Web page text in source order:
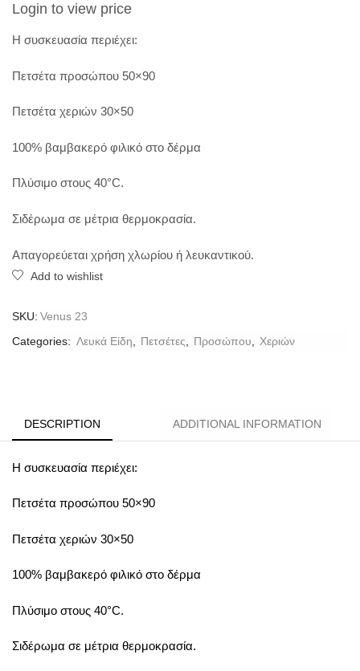
Login to view price
Η συσκευασία περιέχει:
Πετσέτα προσώπου 50×90
Πετσέτα χεριών 30×50
100% βαμβακερό φιλικό στο δέρμα
Πλύσιμο στους 40°C.
Σιδέρωμα σε μέτρια θερμοκρασία.
Απαγορεύεται χρήση χλωρίου ή λευκαντικού.
Add to wishlist
SKU: Venus 23
Categories: Λευκά Είδη Πετσέτες Προσώπου Χεριών
DESCRIPTION ADDITIONAL INFORMATION
Η συσκευασία περιέχει:
Πετσέτα προσώπου 50×90
Πετσέτα χεριών 30×50
100% βαμβακερό φιλικό στο δέρμα
Πλύσιμο στους 40°C.
Σιδέρωμα σε μέτρια θερμοκρασία.